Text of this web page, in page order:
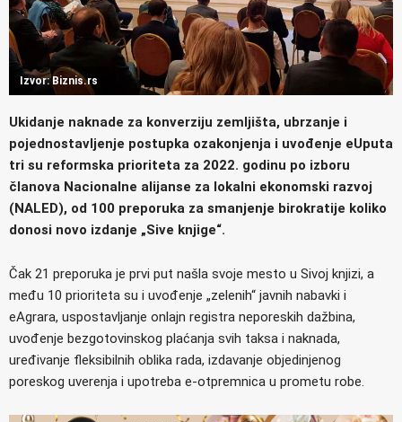
Izvor: Biznis.rs
Ukidanje naknade za konverziju zemljišta, ubrzanje i
pojednostavljenje postupka ozakonjenja i uvođenje eUputa
tri su reformska prioriteta za 2022. godinu po izboru
članova Nacionalne alijanse za lokalni ekonomski razvoj
(NALED), od 100 preporuka za smanjenje birokratije koliko
donosi novo izdanje „Sive knjige“.
Čak 21 preporuka je prvi put našla svoje mesto u Sivoj knjizi, a
među 10 prioriteta su i uvođenje „zelenih“ javnih nabavki i
eAgrara, uspostavljanje onlajn registra neporeskih dažbina,
uvođenje bezgotovinskog plaćanja svih taksa i naknada,
uređivanje fleksibilnih oblika rada, izdavanje objedinjenog
poreskog uverenja i upotreba e-otpremnica u prometu robe.